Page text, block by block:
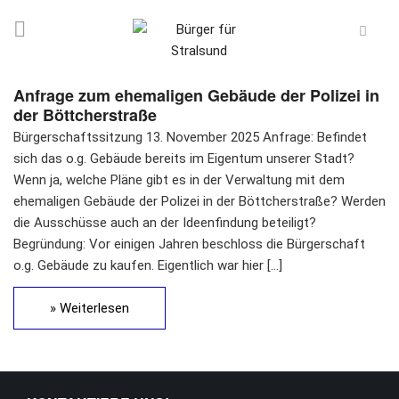
Anfrage zum ehemaligen Gebäude der Polizei in
der Böttcherstraße
Bürgerschaftssitzung 13. November 2025 Anfrage: Befindet
sich das o.g. Gebäude bereits im Eigentum unserer Stadt?
Wenn ja, welche Pläne gibt es in der Verwaltung mit dem
ehemaligen Gebäude der Polizei in der Böttcherstraße? Werden
die Ausschüsse auch an der Ideenfindung beteiligt?
Begründung: Vor einigen Jahren beschloss die Bürgerschaft
o.g. Gebäude zu kaufen. Eigentlich war hier […]
» Weiterlesen